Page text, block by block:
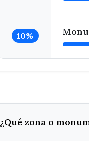
10%
¿Qué zona o